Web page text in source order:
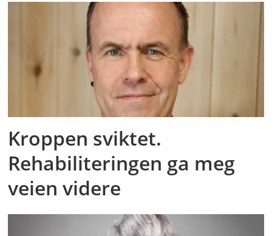
Kroppen sviktet.
Rehabiliteringen ga meg
veien videre